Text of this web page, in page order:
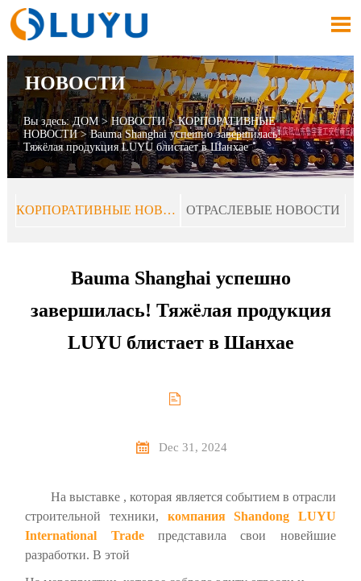

НОВОСТИ
Вы здесь:ДОМ>НОВОСТИ>КОРПОРАТИВНЫЕ
НОВОСТИ>Bauma Shanghai успешно завершилась!
Тяжёлая продукция LUYU блистает в Шанхае
КОРПОРАТИВНЫЕ НОВОСТИ ОТРАСЛЕВЫЕ НОВОСТИ
Bauma Shanghai успешно
завершилась! Тяжёлая продукция
LUYU блистает в Шанхае

 Dec 31, 2024
На выставке , которая является событием в отрасли
строительной техники,
компания Shandong LUYU
International Trade
представила свои новейшие
разработки. В этой